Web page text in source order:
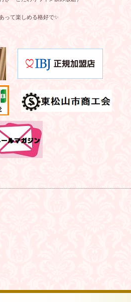
って楽しめる格好で✨